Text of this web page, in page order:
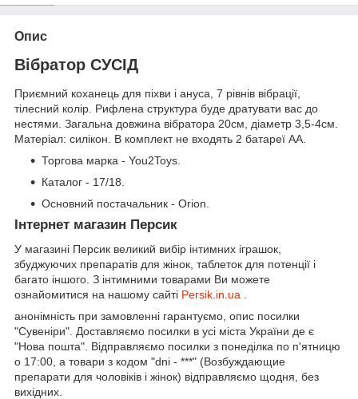
Опис
Вібратор СУСІД
Приємний коханець для піхви і ануса, 7 рівнів вібрації,
тілесний колір. Рифлена структура буде дратувати вас до
нестями. Загальна довжина вібратора 20см, діаметр 3,5-4см.
Матеріал: силікон. В комплект не входять 2 батареї AA.
Торгова марка - You2Toys.
Каталог - 17/18.
Основний постачальник - Orion.
Інтернет магазин Персик
У магазині Персик великий вибір інтимних іграшок,
збуджуючих препаратів для жінок, таблеток для потенції і
багато іншого. З інтимними товарами Ви можете
ознайомитися на нашому сайті Persik.in.ua
анонімність при замовленні гарантуємо, опис посилки
"Сувеніри". Доставляємо посилки в усі міста України де є
"Нова пошта". Відправляємо посилки з понеділка по п'ятницю
о 17:00, а товари з кодом "dni - ***" (Возбуждающие
препарати для чоловіків і жінок) відправляємо щодня, без
вихідних.